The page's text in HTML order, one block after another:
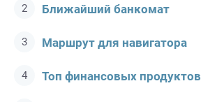
Ближайший банкомат
Маршрут для навигатора
Топ финансовых продуктов